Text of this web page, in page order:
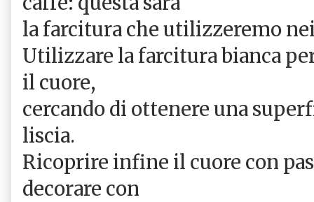
la farcitura che utilizzeremo
Utilizzare la farcitura bianca
il cuore,
cercando di ottenere una
liscia.
Ricoprire infine il cuore con
decorare con